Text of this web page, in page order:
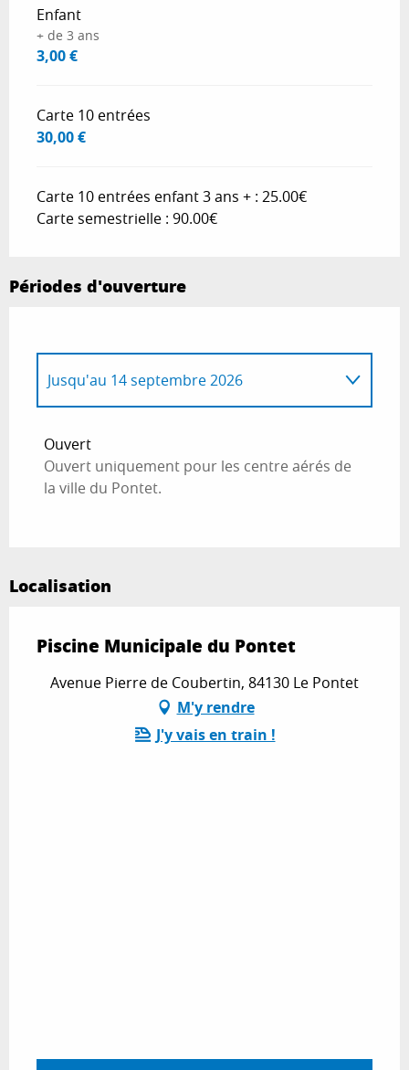
Enfant
+ de 3 ans
3,00 €
Carte 10 entrées
30,00 €
Carte 10 entrées enfant 3 ans + : 25.00€
Carte semestrielle : 90.00€
Périodes d'ouverture
Jusqu'au 14 septembre 2026
Du15 septembre 2026
Ouvert
Ouvert uniquement pour les centre aérés de
la ville du Pontet.
Localisation
Piscine Municipale du Pontet
Avenue Pierre de Coubertin, 84130 Le Pontet
M'y rendre
J'y vais en train !